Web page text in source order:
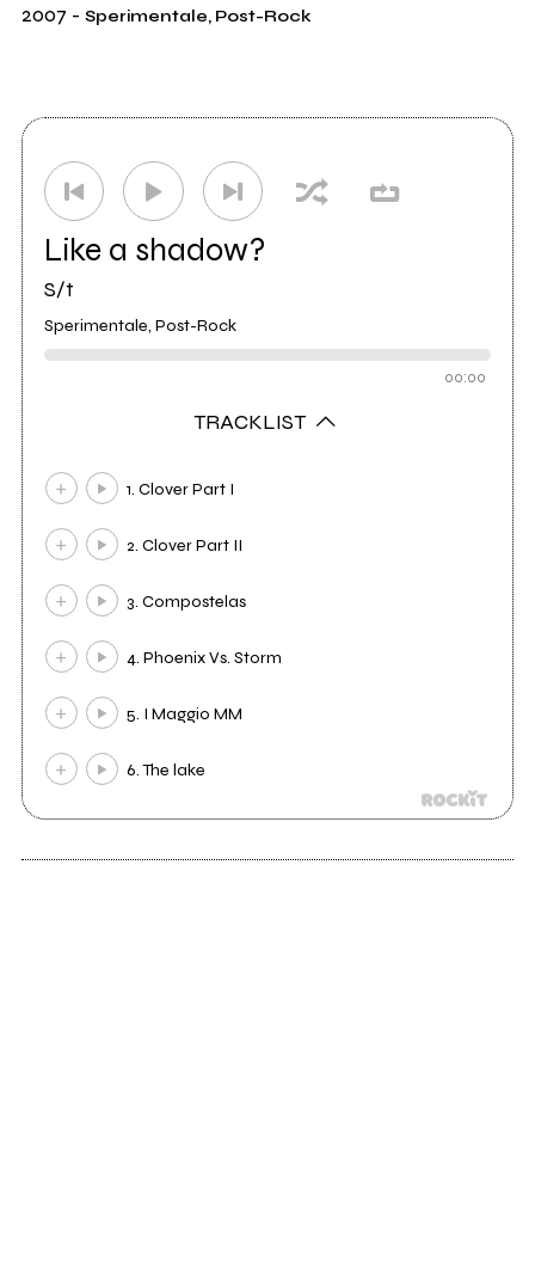
2007 - Sperimentale, Post-Rock
Like a shadow?
S/t
Sperimentale, Post-Rock
00:00
TRACKLIST
1. Clover Part I
2. Clover Part II
3. Compostelas
4. Phoenix Vs. Storm
5. I Maggio MM
6. The lake